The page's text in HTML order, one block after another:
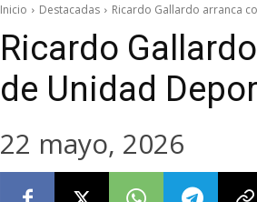
Inicio Destacadas Ricardo Gallardo arranca
Ricardo
de Unidad
22 mayo, 2026